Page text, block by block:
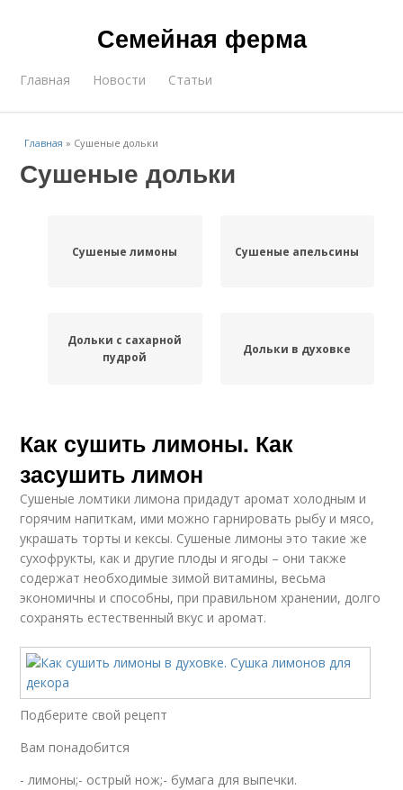
Семейная ферма
Главная Новости Статьи
Главная » Сушеные дольки
Сушеные дольки
Сушеные лимоны Сушеные апельсины
Дольки с сахарной
пудрой
Дольки в духовке
Как сушить лимоны. Как
засушить лимон
Сушеные ломтики лимона придадут аромат холодным и
горячим напиткам, ими можно гарнировать рыбу и мясо,
украшать торты и кексы. Сушеные лимоны это такие же
сухофрукты, как и другие плоды и ягоды – они также
содержат необходимые зимой витамины, весьма
экономичны и способны, при правильном хранении, долго
сохранять естественный вкус и аромат.
Подберите свой рецепт
Вам понадобится
- лимоны;- острый нож;- бумага для выпечки.